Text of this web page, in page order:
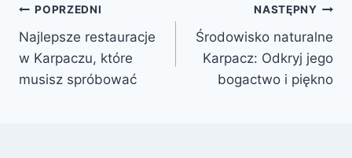
Nawigacja
wpisu
POPRZEDNI
Najlepsze restauracje
w Karpaczu, które
musisz spróbować
NASTĘPNY
Środowisko naturalne
Karpacz: Odkryj jego
bogactwo i piękno